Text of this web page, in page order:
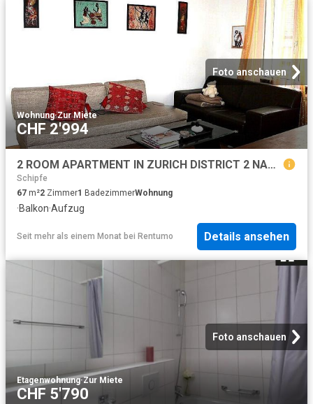
Foto anschauen
Wohnung·Zur Miete
CHF 2'994
2 ROOM APARTMENT IN ZURICH DISTRICT 2 NARROW, FURNISHED
Schipfe
67 m²2 Zimmer1 BadezimmerWohnung
·Balkon·Aufzug
Seit mehr als einem Monat bei Rentumo Details ansehen
Foto anschauen
Etagenwohnung·Zur Miete
CHF 5'790